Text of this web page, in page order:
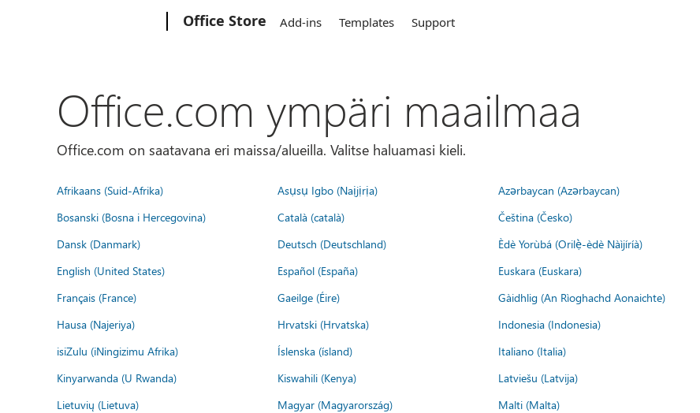
Office Store Add-ins Templates Support
Office.com ympäri maailmaa
Office.com on saatavana eri maissa/alueilla. Valitse haluamasi kieli.
Afrikaans (Suid-Afrika) Asụsụ Igbo (Naịjịrịa) Azərbaycan (Azərbaycan)
Bosanski (Bosna i Hercegovina)
Català (català) Čeština (Česko)
Dansk (Danmark)
Deutsch (Deutschland) Èdè Yorùbá (Orilẹ̀-èdè Nàìjíríà)
English (United States)
Español (España) Euskara (Euskara)
Français (France)
Gaeilge (Éire) Gàidhlig (An Rìoghachd Aonaichte)
Hausa (Najeriya)
Hrvatski (Hrvatska) Indonesia (Indonesia)
isiZulu (iNingizimu Afrika)
Íslenska (ísland) Italiano (Italia)
Kinyarwanda (U Rwanda)
Kiswahili (Kenya) Latviešu (Latvija)
Lietuvių (Lietuva)
Magyar (Magyarország) Malti (Malta)